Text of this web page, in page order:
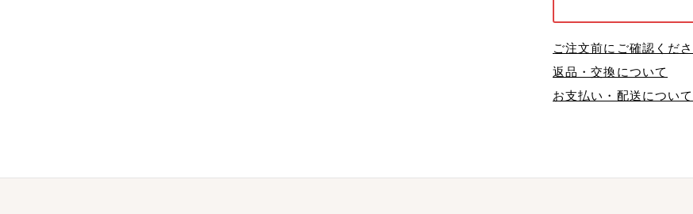
ご注文前にご確認くだ
返品・交換について
お支払い・配送について